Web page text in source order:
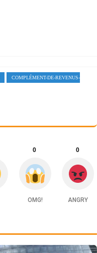
COMPLÉMENT-DE-REVENUS-
0
OMG!
0
ANGRY